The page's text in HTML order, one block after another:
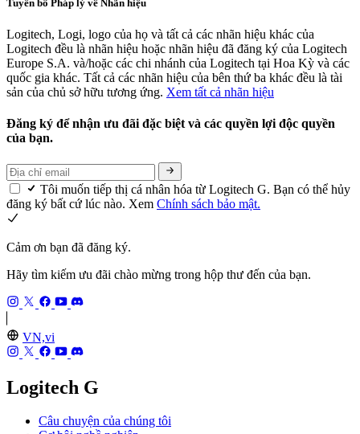
Tuyên bố Pháp lý về Nhãn hiệu
Logitech, Logi, logo của họ và tất cả các nhãn hiệu khác của
Logitech đều là nhãn hiệu hoặc nhãn hiệu đã đăng ký của Logitech
Europe S.A. và/hoặc các chi nhánh của Logitech tại Hoa Kỳ và các
quốc gia khác. Tất cả các nhãn hiệu của bên thứ ba khác đều là tài
sản của chủ sở hữu tương ứng. Xem tất cả nhãn hiệu
Đăng ký để nhận ưu đãi đặc biệt và các quyền lợi độc quyền
của bạn.
Tôi muốn tiếp thị cá nhân hóa từ Logitech G. Bạn có thể hủy
đăng ký bất cứ lúc nào. Xem Chính sách bảo mật.
Cảm ơn bạn đã đăng ký.
Hãy tìm kiếm ưu đãi chào mừng trong hộp thư đến của bạn.
VN,vi
Logitech G
Câu chuyện của chúng tôi